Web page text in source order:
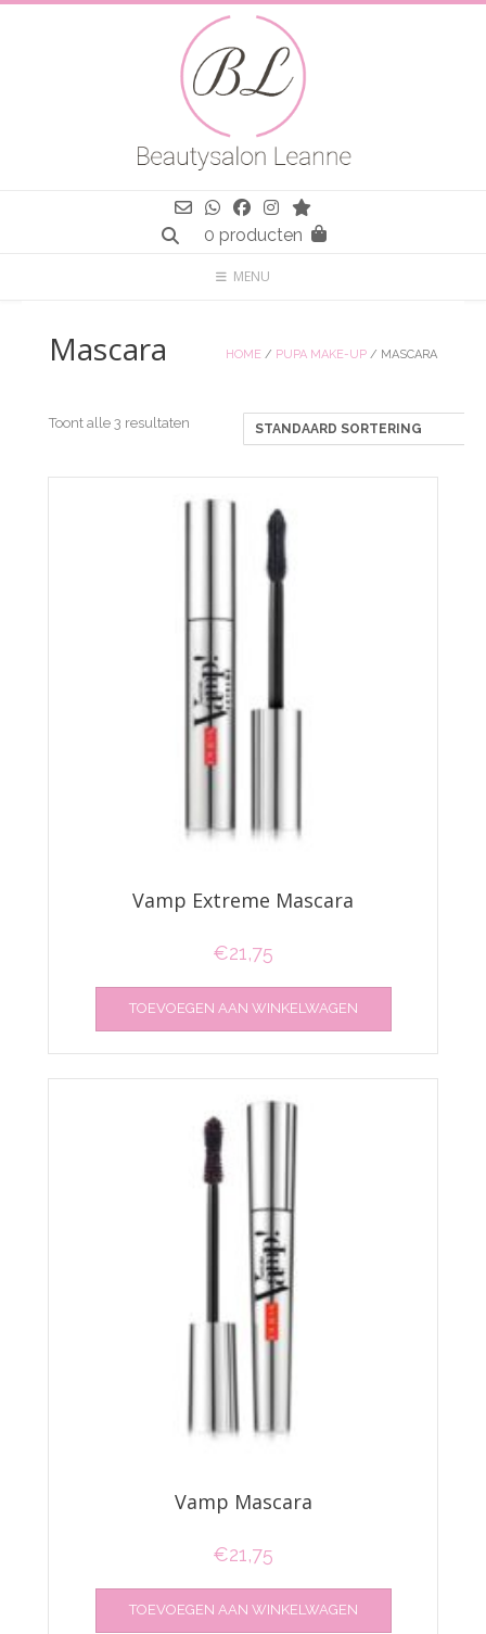
0 producten
MENU
HOME / PUPA MAKE-UP / MASCARA
Mascara
Toont alle 3 resultaten
Vamp Extreme Mascara
€21,75
TOEVOEGEN AAN WINKELWAGEN
Vamp Mascara
€21,75
TOEVOEGEN AAN WINKELWAGEN